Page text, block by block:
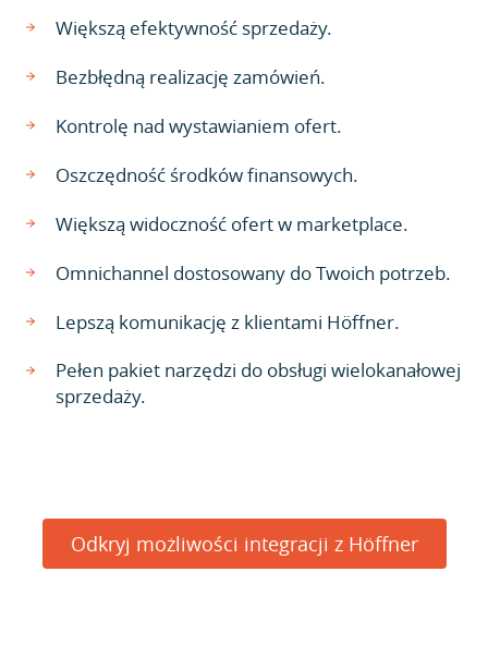
Większą efektywność sprzedaży.
Bezbłędną realizację zamówień.
Kontrolę nad wystawianiem ofert.
Oszczędność środków finansowych.
Większą widoczność ofert w marketplace.
Omnichannel dostosowany do Twoich potrzeb.
Lepszą komunikację z klientami Höffner.
Pełen pakiet narzędzi do obsługi wielokanałowej
sprzedaży.
Odkryj możliwości integracji z Höffner